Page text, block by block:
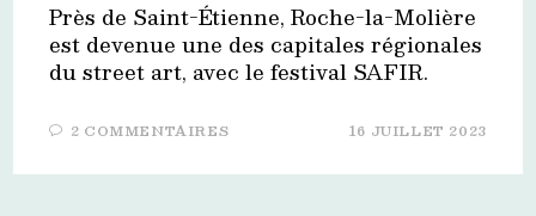
Près de Saint-Étienne, Roche-la-Molière
est devenue une des capitales régionales
du street art, avec le festival SAFIR.
2 COMMENTAIRES 16 JUILLET 2023